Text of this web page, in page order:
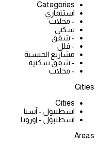
Categories
استثماري
- محلات
سكني
- شقق
- فلل
مشاريع الجنسية
- شقق سكنية
- محلات
Cities
Cities
اسطنبول - آسيا
اسطنبول - اوروبا
Areas